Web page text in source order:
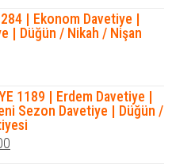
| Ekonom Davetiye |
| Düğün / Nikah / Nişan
andaki
fiyat:
₺ 950,00.
1189 | Erdem Davetiye |
Sezon Davetiye | Düğün /